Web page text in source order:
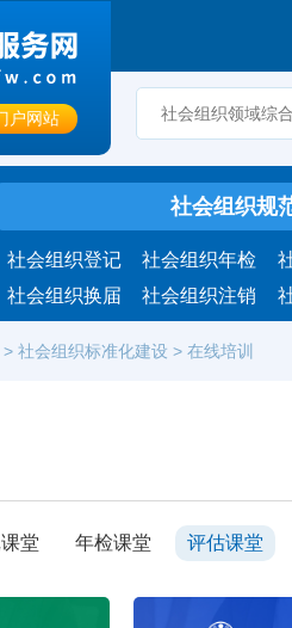
户网站
社会组织规
社会组织登记 社会组织年检
社会组织换届
社会组织注销
> 社会组织标准化建设 > 在线培训
堂 年检课堂 评估课堂